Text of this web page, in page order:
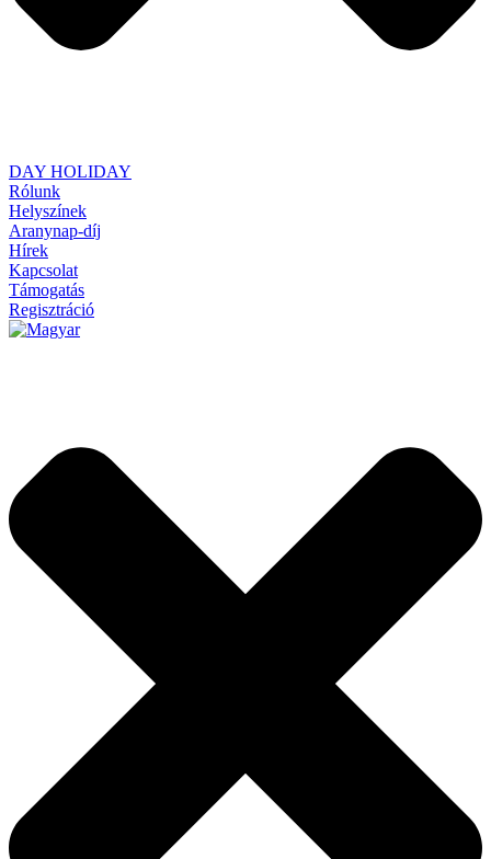
DAY HOLIDAY
Rólunk
Helyszínek
Aranynap-díj
Hírek
Kapcsolat
Támogatás
Regisztráció